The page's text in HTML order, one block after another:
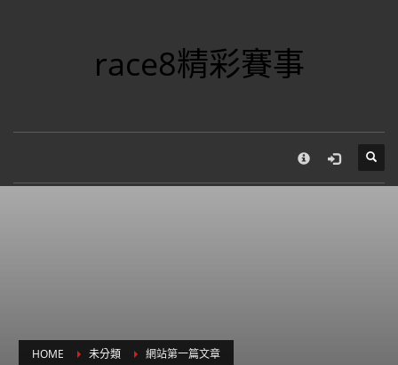
Uncategorized
race8精彩賽事
HOME 未分類 網站第一篇文章